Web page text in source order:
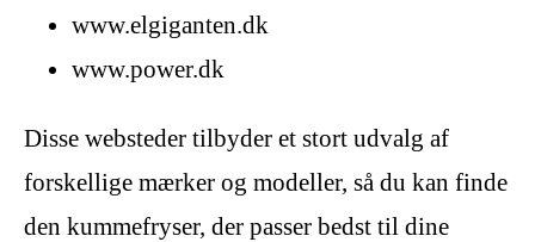
www.elgiganten.dk
www.power.dk
Disse websteder tilbyder et stort udvalg af
forskellige mærker og modeller, så du kan finde
den kummefryser, der passer bedst til dine